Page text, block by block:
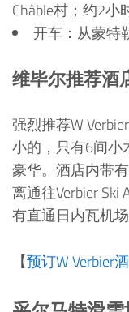
Châble村；约2小
开车：从蒙特
维毕尔推荐酒
强烈推荐W
小的，只有6间小
豪华。酒店内带
离通往Verbier
有直通日内瓦机
【预订W Verbier